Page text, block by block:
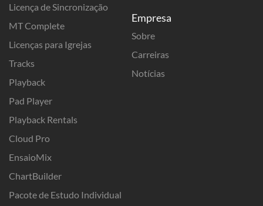
Licença de Sincronização
MT Complete
Licenças para Igrejas
Tracks
Playback
Pad Player
Playback Rentals
Cloud Pro
EnsaioMix
ChartBuilder
Pacote de Estudo Individual
Empresa
Sobre
Carreiras
Notícias